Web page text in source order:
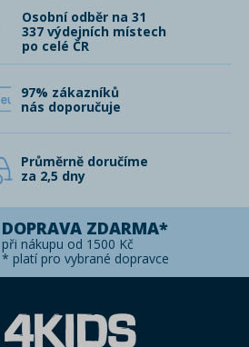
Osobní odběr na 31
337 výdejních místech
po celé ČR
97% zákazníků
nás doporučuje
Průměrně doručíme
za 2,5 dny
DOPRAVA ZDARMA*
při nákupu od 1500 Kč
* platí pro vybrané dopravce